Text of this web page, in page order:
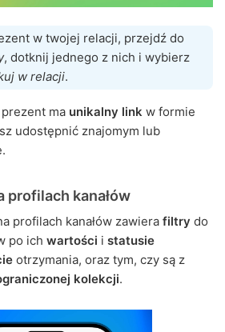
w twojej relacji, przejdź do
, dotknij jednego z nich i wybierz
w relacji.
ma unikalny link w formie
udostępnić znajomym lub
profilach kanałów
profilach kanałów zawiera filtry do
po ich wartości i statusie
otrzymania, oraz tym, czy są z
kolekcji.